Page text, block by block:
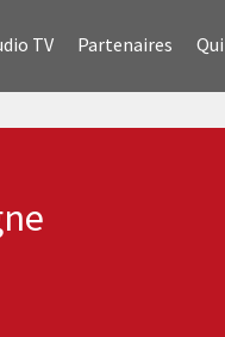
TV Partenaires